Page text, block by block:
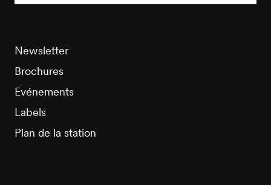
Newsletter
Brochures
Evénements
Labels
Plan de la station